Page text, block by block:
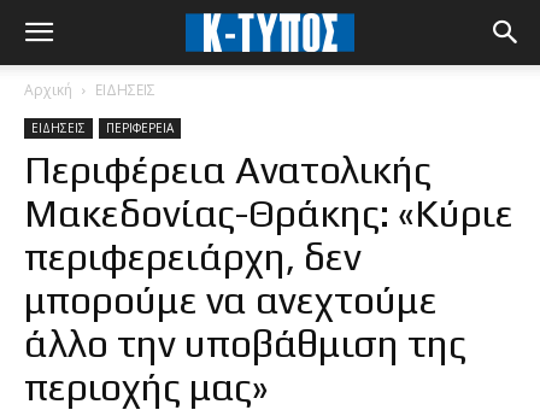
Αρχική ΕΙΔΗΣΕΙΣ
ΕΙΔΗΣΕΙΣ ΠΕΡΙΦΕΡΕΙΑ
Περιφέρεια Ανατολικής
Μακεδονίας-Θράκης: «Κύριε
περιφερειάρχη, δεν
μπορούμε να ανεχτούμε
άλλο την υποβάθμιση της
περιοχής μας»